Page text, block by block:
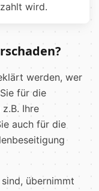
wird.
werden, wer
für die
Ihre
auch für die
übernimmt